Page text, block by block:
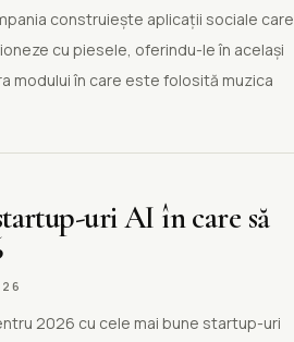
construiește aplicații sociale care
cu piesele, oferindu-le în același
modului în care este folosită muzica
uri AI în care să
2026 cu cele mai bune startup-uri